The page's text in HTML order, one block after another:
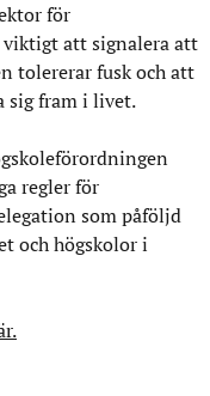
för
viktigt att signalera att
tolererar fusk och att
sig fram i livet.
regler för
som påföljd
och högskolor i